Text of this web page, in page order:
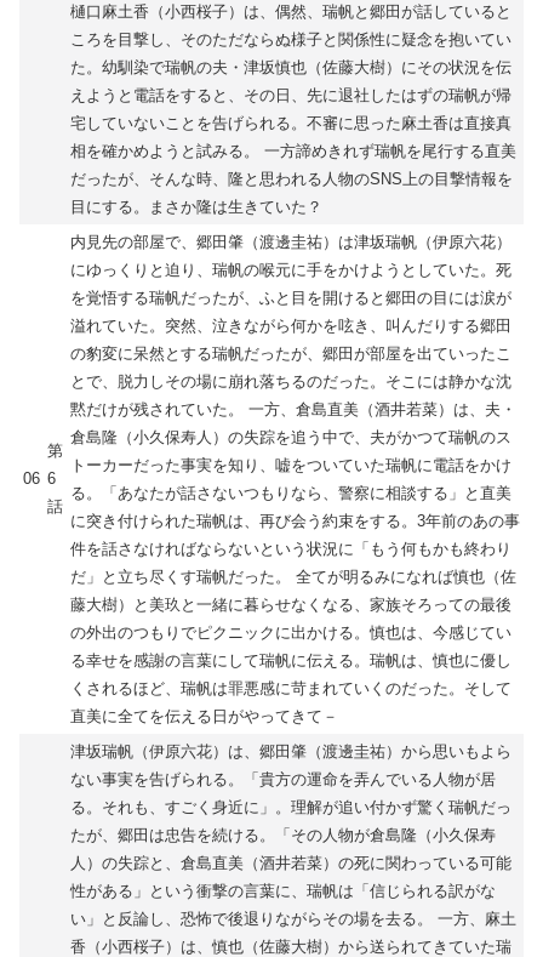
樋口麻土香（小西桜子）は、偶然、瑞帆と郷田が話していると
ころを目撃し、そのただならぬ様子と関係性に疑念を抱いてい
た。幼馴染で瑞帆の夫・津坂慎也（佐藤大樹）にその状況を伝
えようと電話をすると、その日、先に退社したはずの瑞帆が帰
宅していないことを告げられる。不審に思った麻土香は直接真
相を確かめようと試みる。 一方諦めきれず瑞帆を尾行する直美
だったが、そんな時、隆と思われる人物のSNS上の目撃情報を
目にする。まさか隆は生きていた？
06
第
6
話
内見先の部屋で、郷田肇（渡邊圭祐）は津坂瑞帆（伊原六花）
にゆっくりと迫り、瑞帆の喉元に手をかけようとしていた。死
を覚悟する瑞帆だったが、ふと目を開けると郷田の目には涙が
溢れていた。突然、泣きながら何かを呟き、叫んだりする郷田
の豹変に呆然とする瑞帆だったが、郷田が部屋を出ていったこ
とで、脱力しその場に崩れ落ちるのだった。そこには静かな沈
黙だけが残されていた。 一方、倉島直美（酒井若菜）は、夫・
倉島隆（小久保寿人）の失踪を追う中で、夫がかつて瑞帆のス
トーカーだった事実を知り、嘘をついていた瑞帆に電話をかけ
る。「あなたが話さないつもりなら、警察に相談する」と直美
に突き付けられた瑞帆は、再び会う約束をする。3年前のあの事
件を話さなければならないという状況に「もう何もかも終わり
だ」と立ち尽くす瑞帆だった。 全てが明るみになれば慎也（佐
藤大樹）と美玖と一緒に暮らせなくなる、家族そろっての最後
の外出のつもりでピクニックに出かける。慎也は、今感じてい
る幸せを感謝の言葉にして瑞帆に伝える。瑞帆は、慎也に優し
くされるほど、瑞帆は罪悪感に苛まれていくのだった。そして
直美に全てを伝える日がやってきて－
津坂瑞帆（伊原六花）は、郷田肇（渡邊圭祐）から思いもよら
ない事実を告げられる。「貴方の運命を弄んでいる人物が居
る。それも、すごく身近に」。理解が追い付かず驚く瑞帆だっ
たが、郷田は忠告を続ける。「その人物が倉島隆（小久保寿
人）の失踪と、倉島直美（酒井若菜）の死に関わっている可能
性がある」という衝撃の言葉に、瑞帆は「信じられる訳がな
い」と反論し、恐怖で後退りながらその場を去る。 一方、麻土
香（小西桜子）は、慎也（佐藤大樹）から送られてきていた瑞